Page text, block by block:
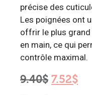
précise des
Les poignées ont
offrir le plus
en main, ce qui
contrôle maximal.
9.40$ 7.52$